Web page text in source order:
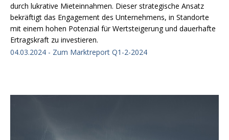
durch lukrative Mieteinnahmen. Dieser strategische Ansatz
bekräftigt das Engagement des Unternehmens, in Standorte
mit einem hohen Potenzial für Wertsteigerung und dauerhafte
Ertragskraft zu investieren.
04.03.2024 - Zum Marktreport Q1-2-2024